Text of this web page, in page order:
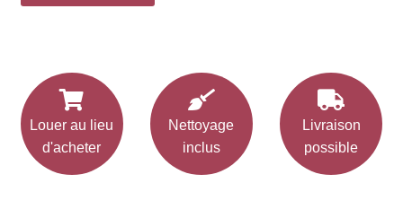
Louer au lieu
d'acheter
Nettoyage
inclus
Livraison
possible